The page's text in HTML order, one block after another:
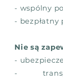
- wspólny
- bezpłatny
Nie są
-
-